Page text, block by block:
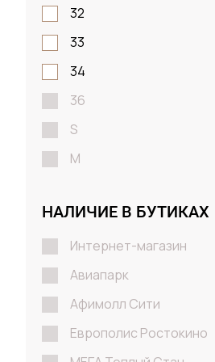
32
33
34
36
S
M
XL
2XL
НАЛИЧИЕ В БУТИКАХ
Интернет-магазин
Авиапарк
Афимолл Сити
Европолис Ростокино